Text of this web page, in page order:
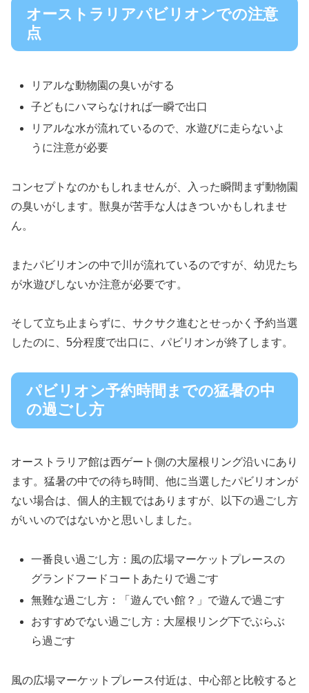
オーストラリアパビリオンでの注意
点
リアルな動物園の臭いがする
子どもにハマらなければ一瞬で出口
リアルな水が流れているので、水遊びに走らないよ
うに注意が必要
コンセプトなのかもしれませんが、入った瞬間まず動物園
の臭いがします。獣臭が苦手な人はきついかもしれませ
ん。
またパビリオンの中で川が流れているのですが、幼児たち
が水遊びしないか注意が必要です。
そして立ち止まらずに、サクサク進むとせっかく予約当選
したのに、5分程度で出口に、パビリオンが終了します。
パビリオン予約時間までの猛暑の中
の過ごし方
オーストラリア館は西ゲート側の大屋根リング沿いにあり
ます。猛暑の中での待ち時間、他に当選したパビリオンが
ない場合は、個人的主観ではありますが、以下の過ごし方
がいいのではないかと思いしました。
一番良い過ごし方：風の広場マーケットプレースの
グランドフードコートあたりで過ごす
無難な過ごし方：「遊んでい館？」で遊んで過ごす
おすすめでない過ごし方：大屋根リング下でぶらぶ
ら過ごす
風の広場マーケットプレース付近は、中心部と比較すると